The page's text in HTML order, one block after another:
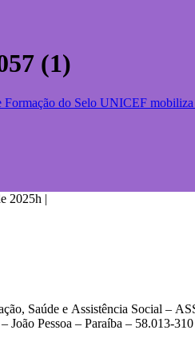
(1)
Formação do Selo UNICEF
2025h |
Saúde e Assistência Social –
João Pessoa – Paraíba – 58.013-310